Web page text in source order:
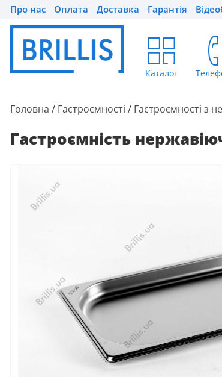
Про нас Оплата Доставка Гарантія
Каталог
Головна / Гастроємності / Гастроємності з
Гастроємність